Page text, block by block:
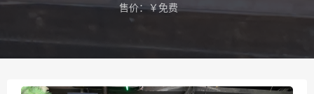
售价：￥免费